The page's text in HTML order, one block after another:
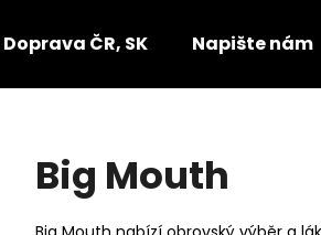
Doprava ČR, SK Napište nám
Big Mouth